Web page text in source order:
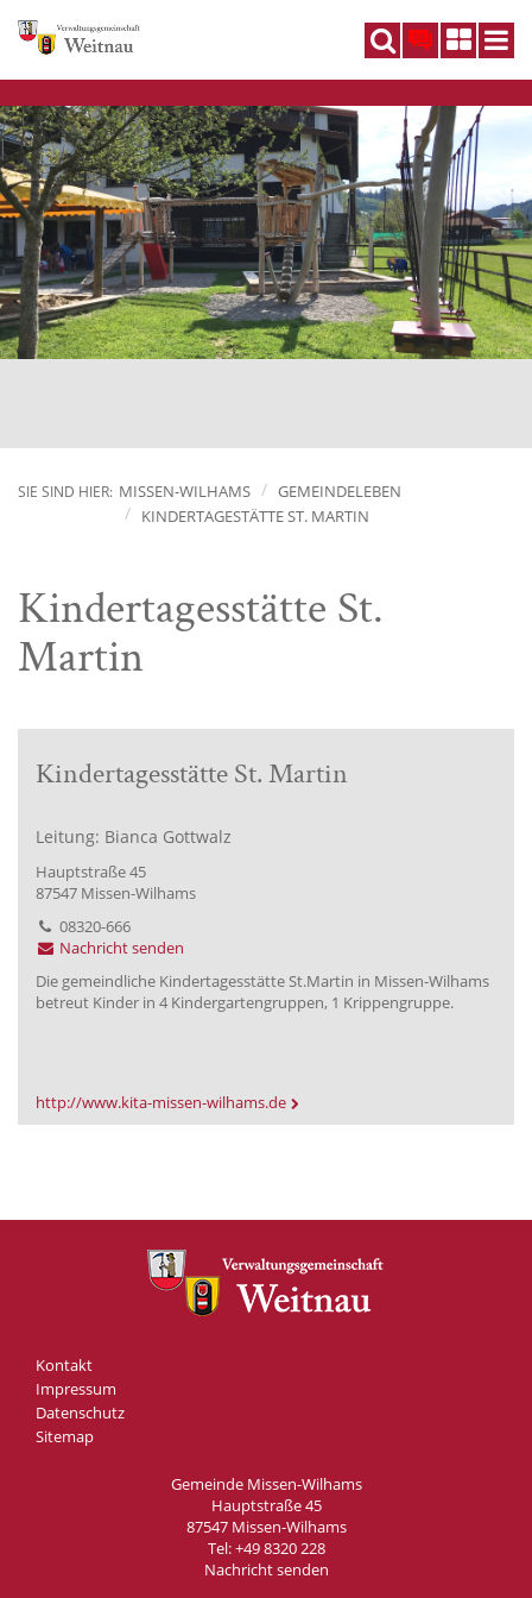
DE
SIE SIND HIER: MISSEN-WILHAMS
GEMEINDELEBEN
KINDERTAGESTÄTTE ST. MARTIN
Kindertagesstätte St.
Martin
Kindertagesstätte St. Martin
Leitung: Bianca Gottwalz
Hauptstraße 45
87547 Missen-Wilhams
08320-666
Nachricht senden
Die gemeindliche Kindertagesstätte St.Martin in Missen-Wilhams
betreut Kinder in 4 Kindergartengruppen, 1 Krippengruppe.
http://www.kita-missen-wilhams.de
Kontakt
Impressum
Datenschutz
Sitemap
Gemeinde Missen-Wilhams
Hauptstraße 45
87547 Missen-Wilhams
Tel:+49 8320 228
Nachricht senden